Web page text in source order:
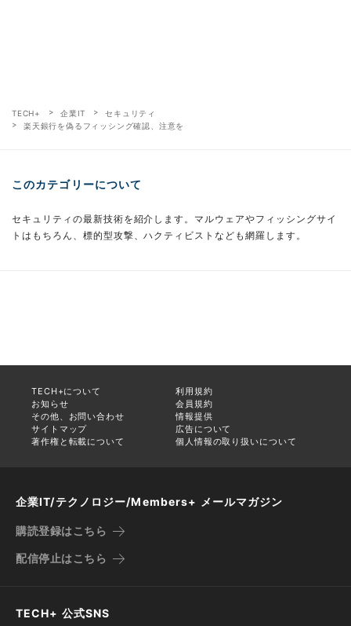
TECH+ 企業IT
セキュリティ
楽天銀行を偽るフィッシング確認、注意を
このカテゴリーについて
セキュリティの最新技術を紹介します。マルウェアやフィッシングサイ
トはもちろん、標的型攻撃、ハクティビストなども網羅します。
TECH+について
利用規約
お知らせ
会員規約
その他、お問い合わせ
情報提供
サイトマップ
広告について
著作権と転載について
個人情報の取り扱いについて
企業IT/テクノロジー/Members+ メールマガジン
購読登録はこちら
配信停止はこちら
TECH+ 公式SNS